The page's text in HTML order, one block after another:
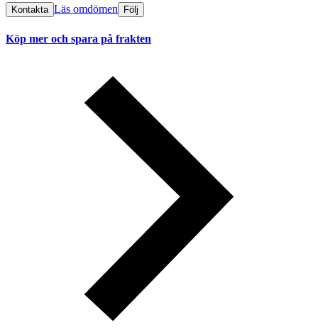
Kontakta Läs omdömen Följ
Köp mer och spara på frakten